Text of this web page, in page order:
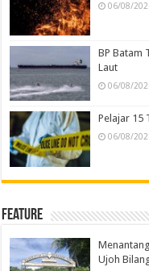
06/08/
BP Batam
Laut
06/08/
Pelajar 15
06/08/
Feature
Ujoh